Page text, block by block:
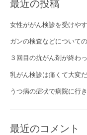
最近の投稿
女性ががん検診を受けや
ガンの検査などについて
３回目の抗がん剤が終わ
乳がん検診は痛くて大変
うつ病の症状で病院に行
最近のコメント